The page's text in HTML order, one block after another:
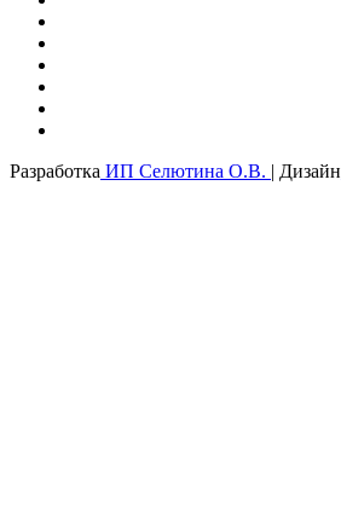
Разработка ИП Селютина О.В. | Дизайн